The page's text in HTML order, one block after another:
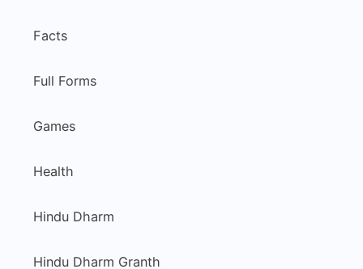
Facts
Full Forms
Games
Health
Hindu Dharm
Hindu Dharm Granth